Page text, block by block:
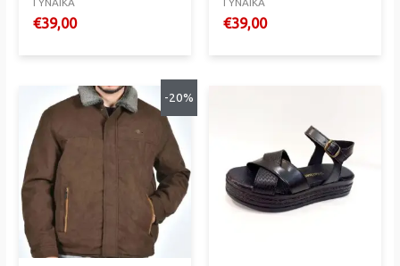
ΓΥΝΑΙΚΑ
€39,00
ΓΥΝΑΙΚΑ
€39,00
-20%